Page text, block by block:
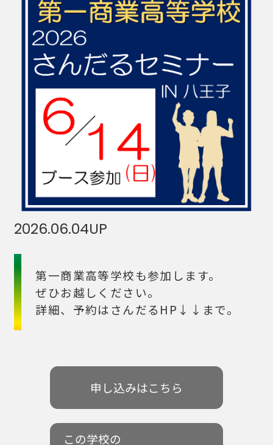
2026.06.04UP
第一商業高等学校も参加します。
ぜひお越しください。
詳細、予約はさんだるHP↓↓まで。
申し込みはこちら
この学校の